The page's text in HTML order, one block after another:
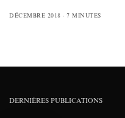
DÉCEMBRE 2018 7 MINUTES
DERNIÈRES PUBLICATIONS